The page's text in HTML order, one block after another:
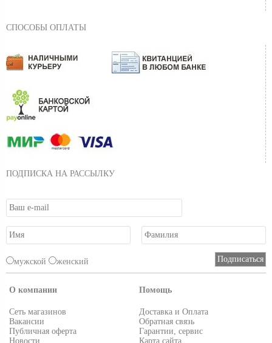
СПОСОБЫ ОПЛАТЫ
ПОДПИСКА НА РАССЫЛКУ
мужской женский
О компании
Сеть магазинов
Вакансии
Публичная оферта
Новости
Помощь
Доставка и Оплата
Обратная связь
Гарантии, сервис
Карта сайта